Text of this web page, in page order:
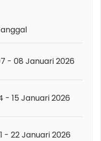
- 08 Januari 2026
- 15 Januari 2026
- 22 Januari 2026